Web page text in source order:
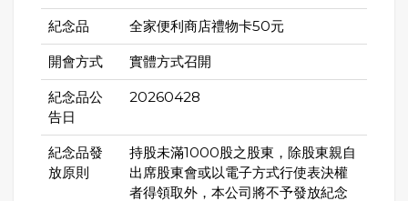
紀念品 全家便利商店禮物卡50元
開會方式 實體方式召開
紀念品公
告日
20260428
紀念品發
放原則
持股未滿1000股之股東，除股東親自
出席股東會或以電子方式行使表決權
者得領取外，本公司將不予發放紀念